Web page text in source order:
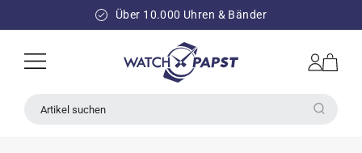
INHALT
Über 10.000 Uhren & Bänder
Einloggen
Warenkorb
Artikel suchen